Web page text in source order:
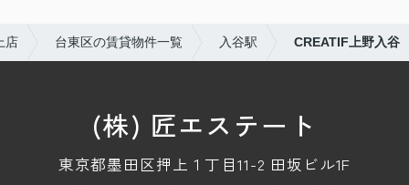
店 台東区の賃貸物件一覧 入谷駅 CREATIF上野入谷
(株) 匠エステート
東京都墨田区押上１丁目11-2 田坂ビル1F